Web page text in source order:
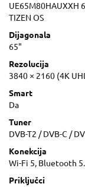
UE65M80HAUXXH
TIZEN OS
Dijagonala
65"
Rezolucija
3840 × 2160 (4K
Smart
Da
Tuner
DVB-T2 / DVB-C /
Konekcija
Wi-Fi 5, Bluetooth
Priključci